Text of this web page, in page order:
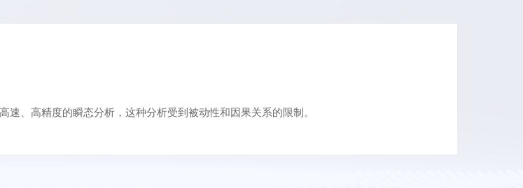
、高精度的瞬态分析，这种分析受到被动性和因果关系的限制。